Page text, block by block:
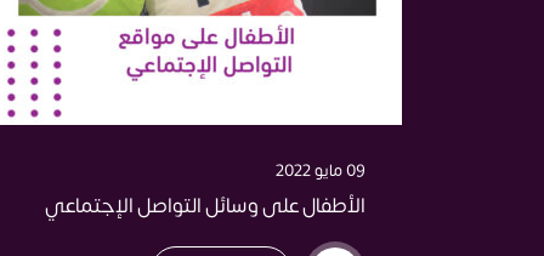
09 مايو 2022
الأطفال على وسائل التواصل الإجتماعي